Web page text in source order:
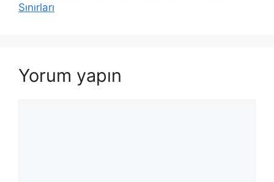
Sınırları
Yorum yapın